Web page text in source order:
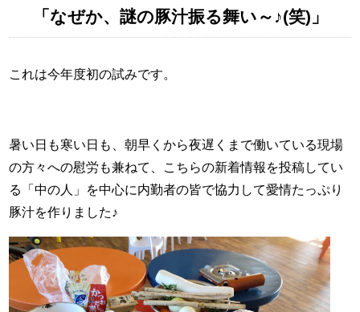
「なぜか、謎の豚汁振る舞い～♪(笑)」
これは今年度初の試みです。
暑い日も寒い日も、朝早くから夜遅くまで働いている現場
の方々への慰労も兼ねて、こちらの新着情報を投稿してい
る「中の人」を中心に内勤者の皆で協力して愛情たっぷり
豚汁を作りました♪